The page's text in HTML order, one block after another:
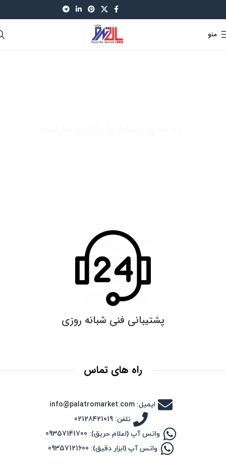
منو
پشتیبانی فنی شبانه روزی
راه های تماس
ایمیل: info@palatromarket.com
تلفن: 02128421019
واتس آپ (اعلام حریق): 09357141700
واتس آپ (ابزار دقیق): 09357121600